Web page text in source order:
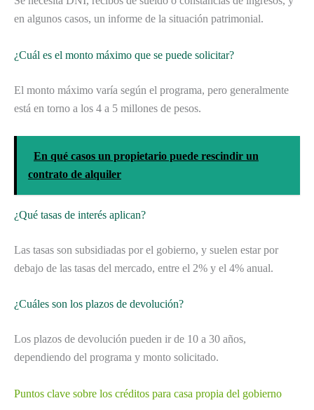
en algunos casos, un informe de la situación patrimonial.
¿Cuál es el monto máximo que se puede solicitar?
El monto máximo varía según el programa, pero generalmente
está en torno a los 4 a 5 millones de pesos.
En qué casos un propietario puede rescindir un
contrato de alquiler
¿Qué tasas de interés aplican?
Las tasas son subsidiadas por el gobierno, y suelen estar por
debajo de las tasas del mercado, entre el 2% y el 4% anual.
¿Cuáles son los plazos de devolución?
Los plazos de devolución pueden ir de 10 a 30 años,
dependiendo del programa y monto solicitado.
Puntos clave sobre los créditos para casa propia del gobierno